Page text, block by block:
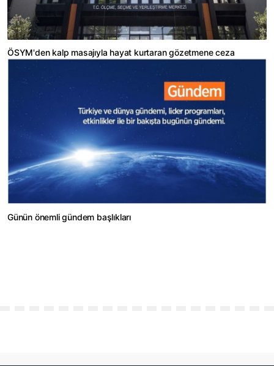
ÖSYM'den kalp masajıyla hayat kurtaran gözetmene ceza
Günün önemli gündem başlıkları